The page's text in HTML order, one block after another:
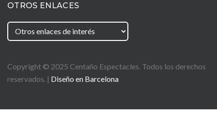
OTROS ENLACES
Copyright © 2025 Centaño Espectacles. Todos los derechos
reservados. | Diseño en Barcelona